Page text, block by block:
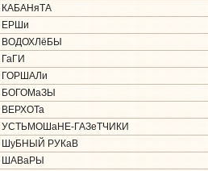
КАБАНяТА
ЕРШи
ВОДОХЛёБЫ
ГаГИ
ГОРШАЛи
БОГОМаЗЫ
ВЕРХОТа
УСТЬМОШаНЕ-ГАЗеТЧИКИ
ШуБНЫЙ РУКаВ
ШАВаРЫ